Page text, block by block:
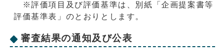
※評価項目及び評価基準は、別紙「企画提案書等
評価基準表」のとおりとします。
審査結果の通知及び公表